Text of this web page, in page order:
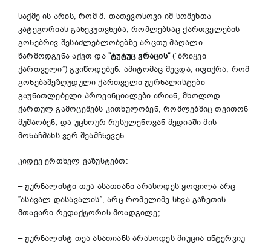
საქმე ის არის, რომ მ. თათევოსოვი იმ სომეხთა
კატეგორიას განეკუთვნება, რომლებსაც ქართველების
გონებრივ შესაძლებლობებზე არცთუ მაღალი
წარმოდგენა აქვთ და ”ტუტუც ვრაცის”(”ბრიყვი
ქართველი”) გვიწოდებენ. ამიტომაც შეცდა, იფიქრა, რომ
გონებაშეზღუდული ქართველი ჟურნალისტები
გაუნათლებელი პროვინციალები არიან, მხოლოდ
ქართულ გამოცემებს კითხულობენ, რომლებშიც თვითონ
მუშაობენ, და უცხოურ რუსულენოვან მედიაში მის
მონაჩმახს ვერ შეამჩნევენ.
კიდევ ერთხელ ვაზუსტებთ:
– ჟურნალისტი თეა ასათიანი არასოდეს ყოფილა არც
”ასავალ-დასავალის”, არც რომელიმე სხვა გაზეთის
მთავარი რედაქტორის მოადგილე;
– ჟურნალისტ თეა ასათიანს არასოდეს მიუცია ინტერვიუ